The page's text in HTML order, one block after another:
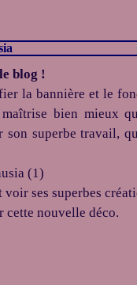
blog !
la bannière et le
bien mieux
superbe travail,
ses superbes
cette nouvelle déco.